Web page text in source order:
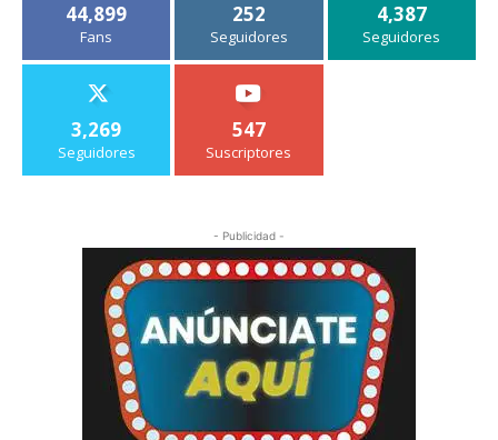
44,899
Fans
252
Seguidores
4,387
Seguidores
3,269
Seguidores
547
Suscriptores
- Publicidad -